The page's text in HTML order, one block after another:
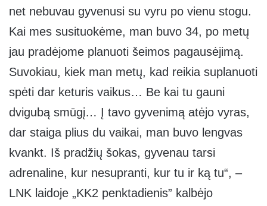
net nebuvau gyvenusi su vyru po vienu stogu.
Kai mes susituokėme, man buvo 34, po metų
jau pradėjome planuoti šeimos pagausėjimą.
Suvokiau, kiek man metų, kad reikia suplanuoti
spėti dar keturis vaikus… Be kai tu gauni
dvigubą smūgį… Į tavo gyvenimą atėjo vyras,
dar staiga plius du vaikai, man buvo lengvas
kvankt. Iš pradžių šokas, gyvenau tarsi
adrenaline, kur nesupranti, kur tu ir ką tu“, –
LNK laidoje „KK2 penktadienis” kalbėjo